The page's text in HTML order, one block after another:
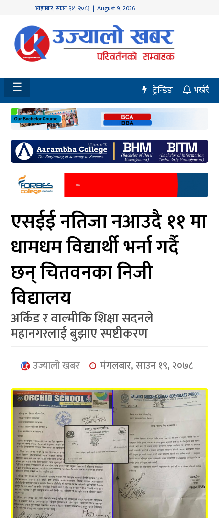
आइतबार,साउन २४, २०८३ | August 9, 2026
होमपेज
नवलपुर
विशेष
मध्य
नेपाल
चितवन
सेरोफेरो
समाचार
आर्थिक
मनोरञ्जन
खेलकुद
अन्तर्राष्ट्रिय/
प्रबास
युनिकोड
☰ भर्खरै
ट्रेन्डिङ
एसईई नतिजा नआउदै ११ मा
धामधम विद्यार्थी भर्ना गर्दै
छन् चितवनका निजी
विद्यालय
अर्किड र वाल्मीकि शिक्षा सदनले
महानगरलाई बुझाए स्पष्टीकरण
उज्यालो खबर मंगलबार, साउन १९, २०७८